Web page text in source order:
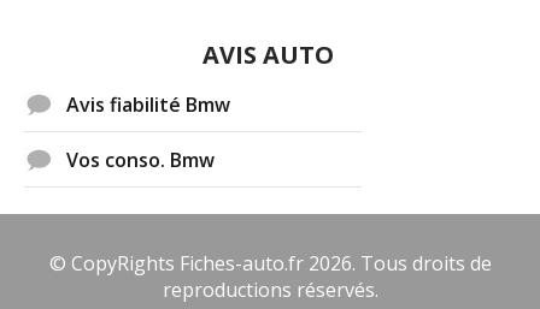
AVIS AUTO
Avis fiabilité Bmw
Vos conso. Bmw
© CopyRights Fiches-auto.fr 2026. Tous droits de
reproductions réservés.